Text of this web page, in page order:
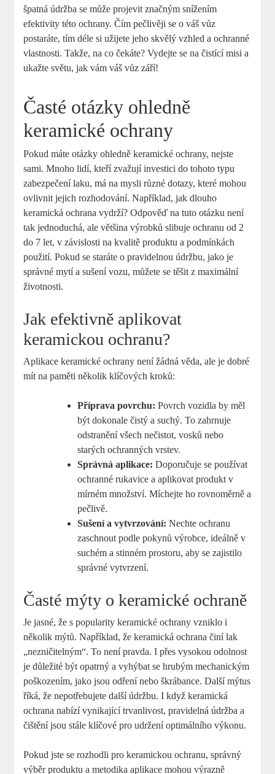
špatná údržba se může projevit značným snížením
efektivity této ochrany. Čím pečlivěji se o váš vůz
postaráte, tím déle si užijete jeho skvělý vzhled a ochranné
vlastnosti. Takže, na co čekáte? Vydejte se na čistící misi a
ukažte světu, jak vám váš vůz září!
Časté otázky ohledně
keramické ochrany
Pokud máte otázky ohledně keramické ochrany, nejste
sami. Mnoho lidí, kteří zvažují investici do tohoto typu
zabezpečení laku, má na mysli různé dotazy, které mohou
ovlivnit jejich rozhodování. Například, jak dlouho
keramická ochrana vydrží? Odpověď na tuto otázku není
tak jednoduchá, ale většina výrobků slibuje ochranu od 2
do 7 let, v závislosti na kvalitě produktu a podmínkách
použití. Pokud se staráte o pravidelnou údržbu, jako je
správné mytí a sušení vozu, můžete se těšit z maximální
životnosti.
Jak efektivně aplikovat
keramickou ochranu?
Aplikace keramické ochrany není žádná věda, ale je dobré
mít na paměti několik klíčových kroků:
Příprava povrchu: Povrch vozidla by měl
být dokonale čistý a suchý. To zahrnuje
odstranění všech nečistot, vosků nebo
starých ochranných vrstev.
Správná aplikace: Doporučuje se používat
ochranné rukavice a aplikovat produkt v
mírném množství. Míchejte ho rovnoměrně a
pečlivě.
Sušení a vytvrzování: Nechte ochranu
zaschnout podle pokynů výrobce, ideálně v
suchém a stinném prostoru, aby se zajistilo
správné vytvrzení.
Časté mýty o keramické ochraně
Je jasné, že s popularity keramické ochrany vzniklo i
několik mýtů. Například, že keramická ochrana činí lak
„nezničitelným“. To není pravda. I přes vysokou odolnost
je důležité být opatrný a vyhýbat se hrubým mechanickým
poškozením, jako jsou odření nebo škrábance. Další mýtus
říká, že nepotřebujete další údržbu. I když keramická
ochrana nabízí vynikající trvanlivost, pravidelná údržba a
čištění jsou stále klíčové pro udržení optimálního výkonu.
Pokud jste se rozhodli pro keramickou ochranu, správný
výběr produktu a metodika aplikace mohou výrazně